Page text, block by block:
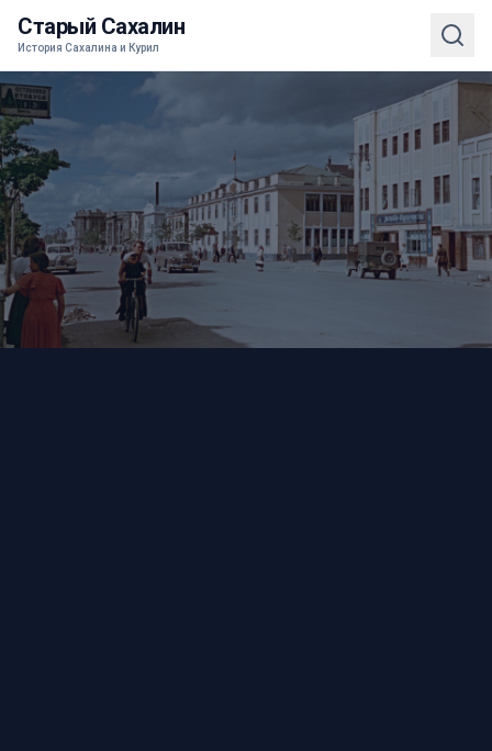
Старый Сахалин
История Сахалина и Курил